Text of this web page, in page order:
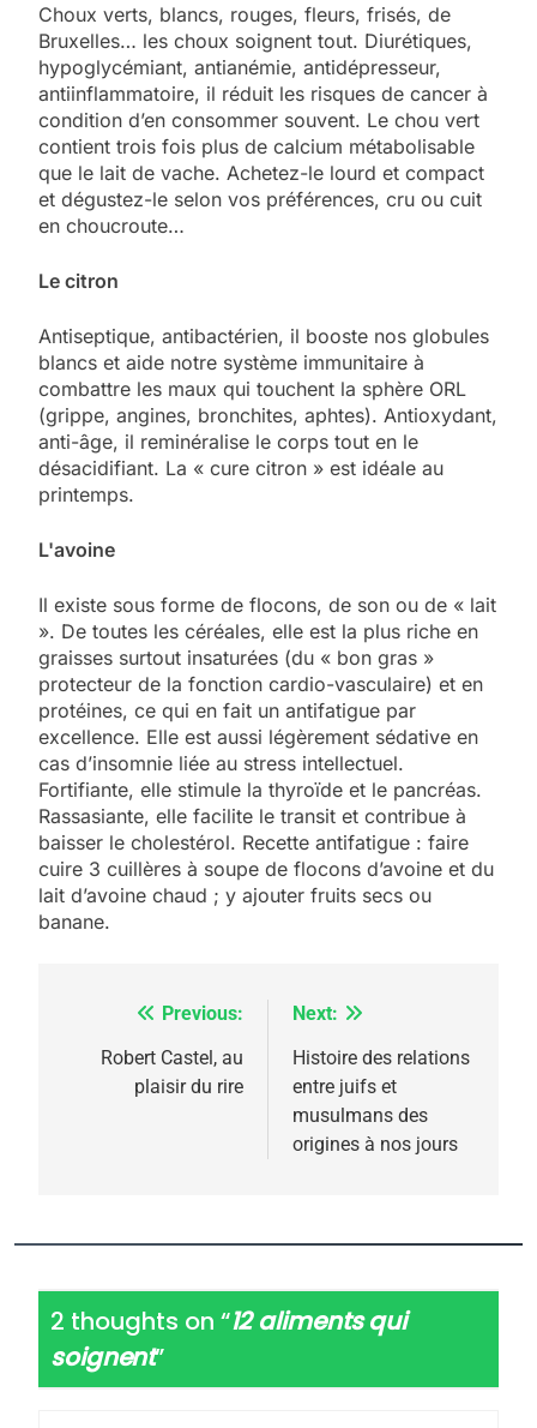
Choux verts, blancs, rouges, fleurs, frisés, de
Bruxelles… les choux soignent tout. Diurétiques,
hypoglycémiant, antianémie, antidépresseur,
antiinflammatoire, il réduit les risques de cancer à
condition d’en consommer souvent. Le chou vert
contient trois fois plus de calcium métabolisable
que le lait de vache. Achetez-le lourd et compact
et dégustez-le selon vos préférences, cru ou cuit
en choucroute…
Le citron
Antiseptique, antibactérien, il booste nos globules
blancs et aide notre système immunitaire à
combattre les maux qui touchent la sphère ORL
(grippe, angines, bronchites, aphtes). Antioxydant,
anti-âge, il reminéralise le corps tout en le
désacidifiant. La « cure citron » est idéale au
printemps.
L'avoine
Il existe sous forme de flocons, de son ou de « lait
». De toutes les céréales, elle est la plus riche en
graisses surtout insaturées (du « bon gras »
protecteur de la fonction cardio-vasculaire) et en
protéines, ce qui en fait un antifatigue par
excellence. Elle est aussi légèrement sédative en
cas d’insomnie liée au stress intellectuel.
Fortifiante, elle stimule la thyroïde et le pancréas.
Rassasiante, elle facilite le transit et contribue à
baisser le cholestérol. Recette antifatigue : faire
cuire 3 cuillères à soupe de flocons d’avoine et du
lait d’avoine chaud ; y ajouter fruits secs ou
banane.
Navigation
l’article
Previous:
Robert Castel, au
plaisir du rire
Next:
Histoire des relations
entre juifs et
musulmans des
origines à nos jours
2 thoughts on “12 aliments qui
soignent”